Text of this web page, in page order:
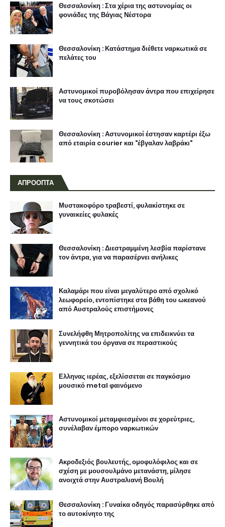
Θεσσαλονίκη : Στα χέρια της αστυνομίας οι
φονιάδες της Βάγιας Νέστορα
Θεσσαλονίκη : Κατάστημα διέθετε ναρκωτικά σε
πελάτες του
Αστυνομικοί πυροβόλησαν άντρα που επιχείρησε
να τους σκοτώσει
Θεσσαλονίκη : Αστυνομικοί έστησαν καρτέρι έξω
από εταιρία courier και "έβγαλαν λαβράκι"
ΑΠΡΟΟΠΤΑ
Μυστακοφόρο τραβεστί, φυλακίστηκε σε
γυναικείες φυλακές
Θεσσαλονίκη : Διεστραμμένη λεσβία παρίστανε
τον άντρα, για να παρασέρνει ανήλικες
Καλαμάρι που είναι μεγαλύτερο από σχολικό
λεωφορείο, εντοπίστηκε στα βάθη του ωκεανού
από Αυστραλούς επιστήμονες
Συνελήφθη Μητροπολίτης να επιδεικνύει τα
γεννητικά του όργανα σε περαστικούς
Ελληνας ιερέας, εξελίσσεται σε παγκόσμιο
μουσικό metal φαινόμενο
Αστυνομικοί μεταμφιεσμένοι σε χορεύτριες,
συνέλαβαν έμπορο ναρκωτικών
Ακροδεξιός βουλευτής, ομοφυλόφιλος και σε
σχέση με μουσουλμάνο μετανάστη, μίλησε
ανοιχτά στην Αυστραλιανή Βουλή
Θεσσαλονίκη : Γυναίκα οδηγός παρασύρθηκε από
το αυτοκίνητο της